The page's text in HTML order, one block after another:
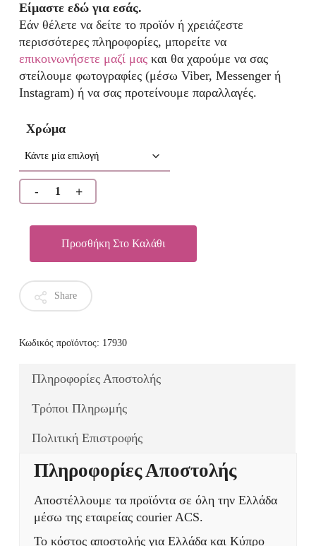
Είμαστε εδώ για εσάς.
Εάν θέλετε να δείτε το προϊόν ή χρειάζεστε
περισσότερες πληροφορίες, μπορείτε να
επικοινωνήσετε μαζί μαςκαι θα χαρούμε να σας
στείλουμε φωτογραφίες (μέσω Viber, Messenger ή
Instagram) ή να σας προτείνουμε παραλλαγές.
Χρώμα
Προσθήκη Στο Καλάθι
Share
Κωδικός προϊόντος: 17930
Πληροφορίες Αποστολής
Τρόποι Πληρωμής
Πολιτική Επιστροφής
Πληροφορίες Αποστολής
Αποστέλλουμε τα προϊόντα σε όλη την Ελλάδα
μέσω της εταιρείας courier ACS.
Το κόστος αποστολής για Ελλάδα και Κύπρο